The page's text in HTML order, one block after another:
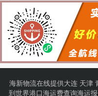
莫特里尔
派桑杜
paysandu
伊加尔卡
igarka
海新物流在线提供大连 天津
到世界港口海运费查询海运